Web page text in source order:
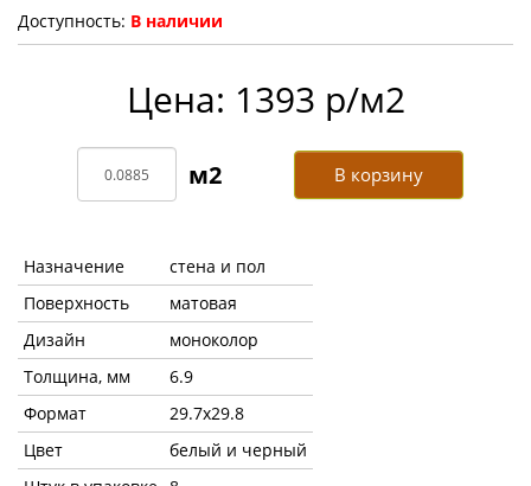
Доступность: В наличии
Цена: 1393 р/м2
В корзину
Назначение
стена и пол
Поверхность
матовая
Дизайн
моноколор
Толщина, мм
6.9
Формат
29.7x29.8
Цвет
белый и черный